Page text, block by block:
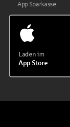
App Sparkasse
Laden im
App Store